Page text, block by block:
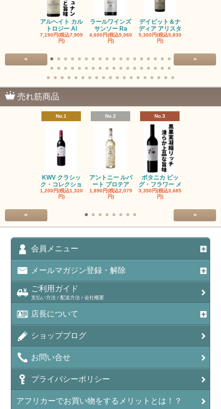
アルヘイト カル
トロジー Al
7,190円(税込7,909
円)
ラールワインズ
サンソー Ra
4,600円(税込5,060
円)
デイビット＆ナ
ディア アリスタ
5,300円(税込5,830
円)
< >
売れ筋商品
No.1
KWV クラシッ
ク・コレクショ
1,200円(税込1,320
円)
No.2
アントニー ルパ
ート プロテア
1,890円(税込2,079
円)
No.3
ボタニカ ビッ
グ・フラワー メ
3,350円(税込3,685
円)
< >
会員メニュー
メールマガジン登録・解除
ご利用ガイド
支払い方法 / 配送方法 / 会社概要
店長について
ショップブログ
お問い合せ
プライバシーポリシー
アフリカーでお買い物をするメリットとは！？